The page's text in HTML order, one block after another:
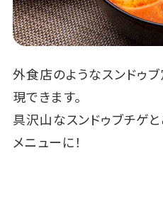
外食店のようなスンドゥ
現できます。
具沢山なスンドゥブチゲ
メニューに！